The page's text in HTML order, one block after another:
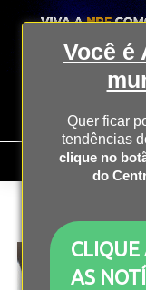
Você é
Quer ficar
tendências
clique no
do
CLIQUE
AS
All
5 dicas
Friday